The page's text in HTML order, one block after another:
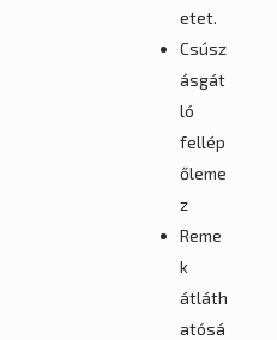
etet.
Csúsz
ásgát
ló
fellép
őleme
z
Reme
k
átláth
atósá